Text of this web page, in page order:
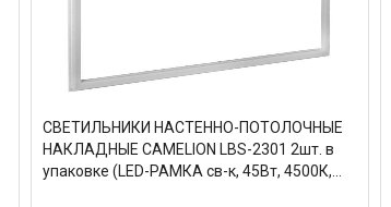
СВЕТИЛЬНИКИ НАСТЕННО-ПОТОЛОЧНЫЕ
НАКЛАДНЫЕ CAMELION LBS-2301 2шт. в
упаковке (LED-РАМКА св-к, 45Вт, 4500К,